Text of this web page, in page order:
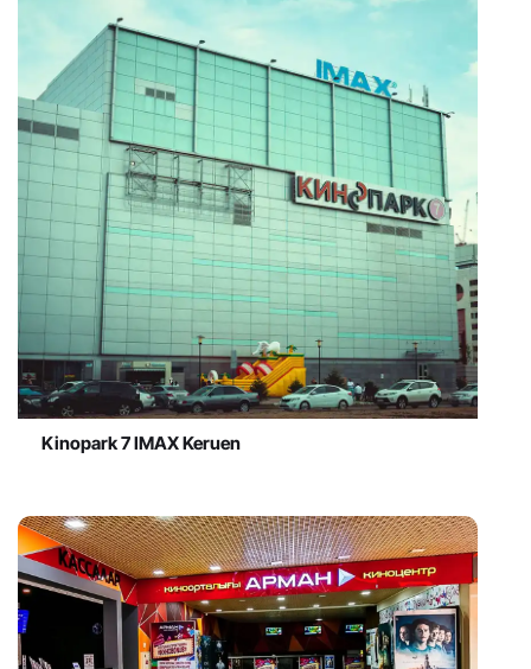
Kinopark 7 IMAX Keruen